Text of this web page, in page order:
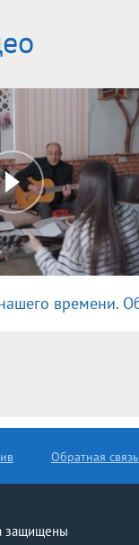
Обратная связь
защищены